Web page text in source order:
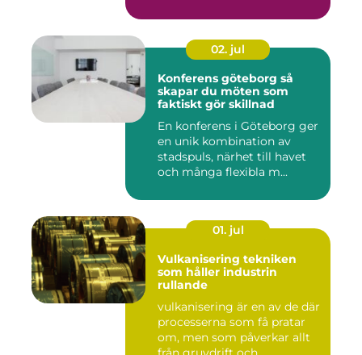
02. jul
Konferens göteborg så
skapar du möten som
faktiskt gör skillnad
En konferens i Göteborg ger
en unik kombination av
stadspuls, närhet till havet
och många flexibla m...
01. jul
Vulkanisering tekniken
som håller industrin
rullande
vulkanisering är en av de där
processerna som få pratar
om, men som påverkar allt